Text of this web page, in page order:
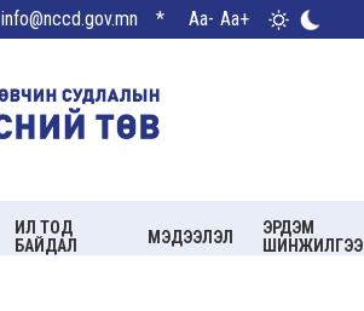
info@nccd.gov.mn * Aa- Aa+
ИЛ ТОД
БАЙДАЛ
МЭДЭЭЛЭЛ
ЭРДЭМ
ШИНЖИЛГЭЭ